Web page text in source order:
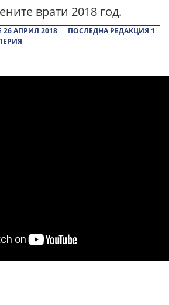
врати 2018 год.
АПРИЛ 2018
ПОСЛЕДНА РЕДАКЦИЯ 1